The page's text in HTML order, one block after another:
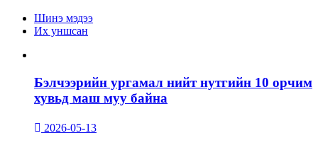
Шинэ мэдээ
Их уншсан
Бэлчээрийн ургамал нийт нутгийн 10 орчим
хувьд маш муу байна
2026-05-13